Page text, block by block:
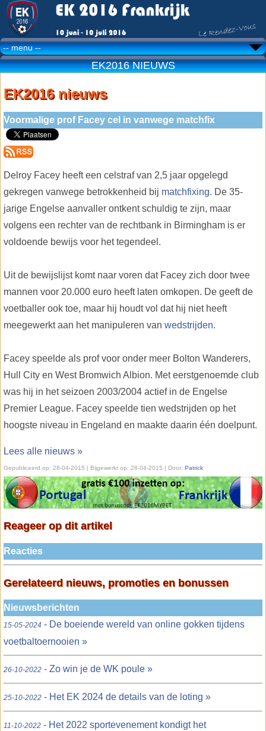
EK2016 NIEUWS
EK2016 nieuws
Voormalige prof Facey cel in vanwege matchfix
Delroy Facey heeft een celstraf van 2,5 jaar opgelegd
gekregen vanwege betrokkenheid bij matchfixing. De 35-
jarige Engelse aanvaller ontkent schuldig te zijn, maar
volgens een rechter van de rechtbank in Birmingham is er
voldoende bewijs voor het tegendeel.
Uit de bewijslijst komt naar voren dat Facey zich door twee
mannen voor 20.000 euro heeft laten omkopen. De geeft de
voetballer ook toe, maar hij houdt vol dat hij niet heeft
meegewerkt aan het manipuleren van wedstrijden.
Facey speelde als prof voor onder meer Bolton Wanderers,
Hull City en West Bromwich Albion. Met eerstgenoemde club
was hij in het seizoen 2003/2004 actief in de Engelse
Premier League. Facey speelde tien wedstrijden op het
hoogste niveau in Engeland en maakte daarin één doelpunt.
Lees alle nieuws »
Gepubliceerd op: 28-04-2015 | Bijgewerkt op: 28-04-2015 | Door: Patrick
Reageer op dit artikel
Reacties
Gerelateerd nieuws, promoties en bonussen
Nieuwsberichten
15-05-2024 - De boeiende wereld van online gokken tijdens
voetbaltoernooien »
26-10-2022 - Zo win je de WK poule »
25-10-2022 - Het EK 2024 de details van de loting »
11-10-2022 - Het 2022 sportevenement kondigt het